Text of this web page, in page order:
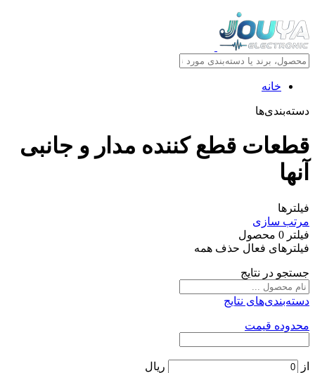
خانه
دسته‌بندی‌ها
قطعات قطع کننده مدار و جانبی
آنها
فیلترها
مرتب سازی
فیلتر 0 محصول
فیلترهای فعال حذف همه
جستجو در نتایج
دسته‌بندی‌های نتایج
محدوده قیمت
از ریال